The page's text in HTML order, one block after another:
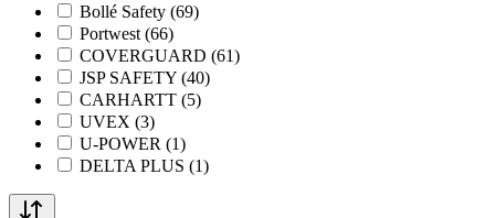
Bollé Safety (69)
Portwest (66)
COVERGUARD (61)
JSP SAFETY (40)
CARHARTT (5)
UVEX (3)
U-POWER (1)
DELTA PLUS (1)